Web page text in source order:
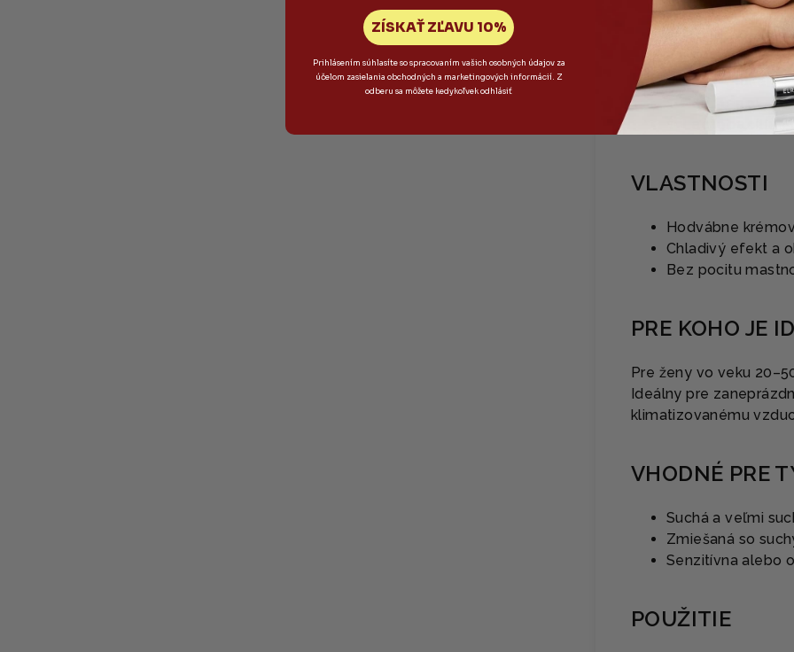
✨Modrá
rýchlejšiu
Ceramid NP–
✨Beta-glukán–
Panthenol–
Lactobacillus
VLASTNOSTI
Hodvábne
Chladivý efekt a
Bez pocitu
PRE KOHO JE
Pre ženy vo veku
Ideálny pre
klimatizovanému
VHODNÉ PRE
Suchá a veľmi
Zmiešaná so
Senzitívna alebo
POUŽITIE
ZÍSKAŤ ZĽAVU 10%
Prihlásením súhlasíte so spracovaním vašich osobných údajov za
účelom zasielania obchodných a marketingových informácií. Z
odberu sa môžete kedykoľvek odhlásiť